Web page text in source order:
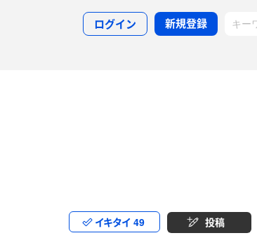
ログイン 新規登録
イキタイ 49 投稿